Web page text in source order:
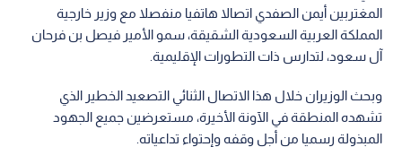
المغتربين أيمن الصفدي اتصالا هاتفيا منفصلا مع وزير خارجية
المملكة العربية السعودية الشقيقة، سمو الأمير فيصل بن فرحان
آل سعود، لتدارس ذات التطورات الإقليمية.
وبحث الوزيران خلال هذا الاتصال الثنائي التصعيد الخطير الذي
تشهده المنطقة في الآونة الأخيرة، مستعرضين جميع الجهود
المبذولة رسميا من أجل وقفه وإحتواء تداعياته.